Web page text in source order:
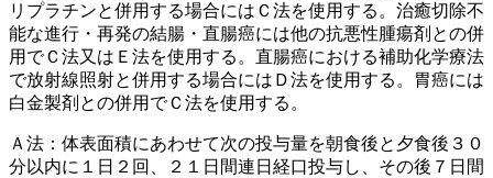
リプラチンと併用する場合にはＣ法を使用する。治癒切除不
能な進行・再発の結腸・直腸癌には他の抗悪性腫瘍剤との併
用でＣ法又はＥ法を使用する。直腸癌における補助化学療法
で放射線照射と併用する場合にはＤ法を使用する。胃癌には
白金製剤との併用でＣ法を使用する。
Ａ法：体表面積にあわせて次の投与量を朝食後と夕食後３０
分以内に１日２回、２１日間連日経口投与し、その後７日間